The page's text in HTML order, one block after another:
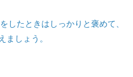
したときはしっかりと褒めて、
ましょう。